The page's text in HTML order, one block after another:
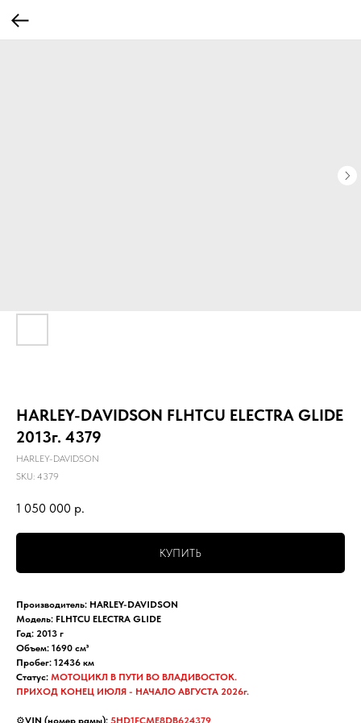
HARLEY-DAVIDSON FLHTCU ELECTRA GLIDE
2013г. 4379
HARLEY-DAVIDSON
SKU: 4379
1 050 000 р.
КУПИТЬ
Производитель: HARLEY-DAVIDSON
Модель: FLHTCU ELECTRA GLIDE
Год: 2013 г
Объем: 1690 см³
Пробег: 12436 км
Статус: МОТОЦИКЛ В ПУТИ ВО ВЛАДИВОСТОК.
ПРИХОД КОНЕЦ ИЮЛЯ - НАЧАЛО АВГУСТА 2026г.
⚙️VIN (номер рамы): 5HD1FCME8DB624379